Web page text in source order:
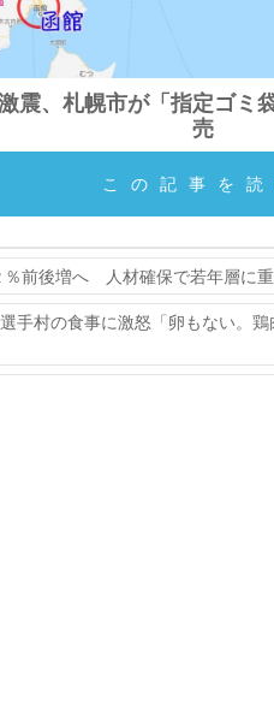
震、札幌市が「指定ゴミ
売
この記事を読
％前後増へ 人材確保で若年層に
手村の食事に激怒「卵もない。